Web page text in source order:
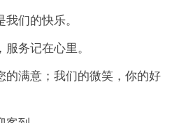
们的快乐。
务记在心里。
的满意；我们的微笑，你的好